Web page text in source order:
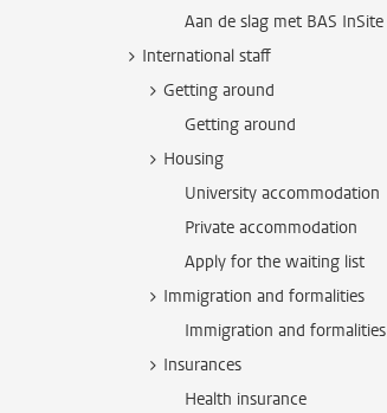
Aan de slag met BAS InSite
International staff
Getting around
Getting around
Housing
University accommodation
Private accommodation
Apply for the waiting list
Immigration and formalities
Immigration and formalities
Insurances
Health insurance